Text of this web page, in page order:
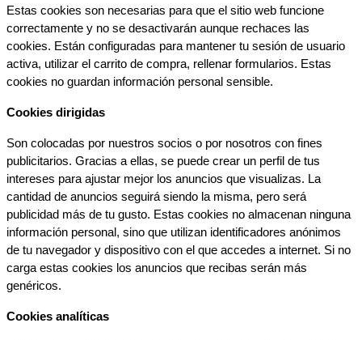
genéricos.
Cookies analíticas
Estas son principalmente estadísticas. Nos permiten contar la
visitas de nuestra web, fuentes, medios, navegación... Así
podemos optimizar mejor nuestro sitio web sabiendo qué páginas
son más populares y cuales necesitamos mejorar. Toda la
información que recaban estas cookies es anónima y puramente
estadística. Si deseas bloquear estas cookies no sabremos si
nuestra web es visitada.
Confirmar tus preferencias
Respetamos tu privacidad, por lo que puede escoger no
permitirnos usar las cookies dirigidas y análiticas navegando tan
solo con las estrictamente necesarias. Sin embargo, tu
experiencia de usuario o servicio que te ofrecemos podrá verse
mermado.